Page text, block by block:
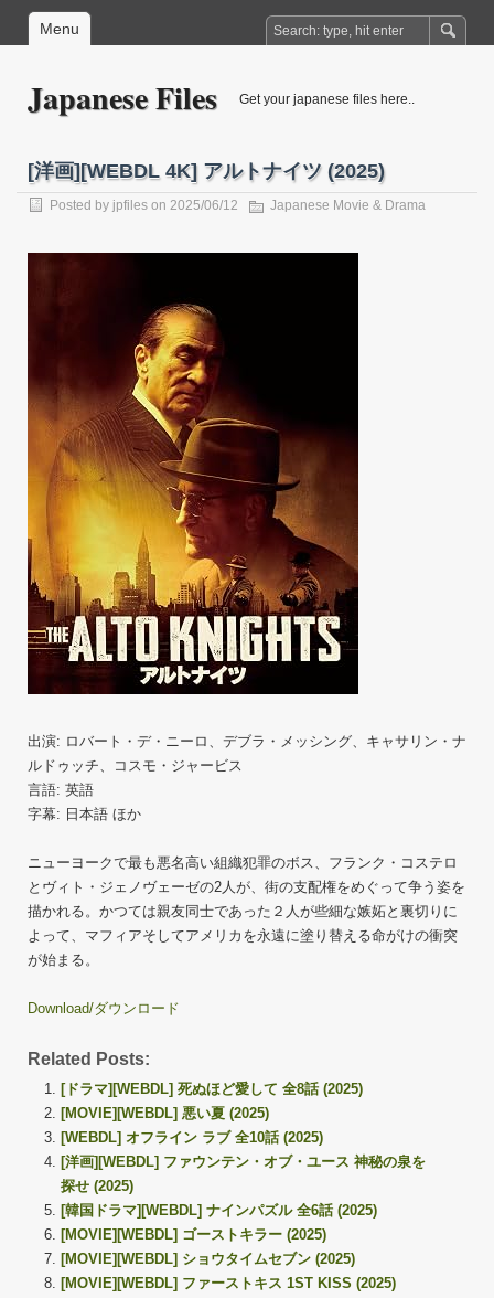
Menu
Japanese Files Get your japanese files here..
[洋画][WEBDL 4K] アルトナイツ (2025)
Posted by jpfiles on 2025/06/12 Japanese Movie & Drama
出演: ロバート・デ・ニーロ、デブラ・メッシング、キャサリン・ナ
ルドゥッチ、コスモ・ジャービス
言語: 英語
字幕: 日本語 ほか
ニューヨークで最も悪名高い組織犯罪のボス、フランク・コステロ
とヴィト・ジェノヴェーゼの2人が、街の支配権をめぐって争う姿を
描かれる。かつては親友同士であった２人が些細な嫉妬と裏切りに
よって、マフィアそしてアメリカを永遠に塗り替える命がけの衝突
が始まる。
Download/ダウンロード
Related Posts:
[ドラマ][WEBDL] 死ぬほど愛して 全8話 (2025)
[MOVIE][WEBDL] 悪い夏 (2025)
[WEBDL] オフライン ラブ 全10話 (2025)
[洋画][WEBDL] ファウンテン・オブ・ユース 神秘の泉を
探せ (2025)
[韓国ドラマ][WEBDL] ナインパズル 全6話 (2025)
[MOVIE][WEBDL] ゴーストキラー (2025)
[MOVIE][WEBDL] ショウタイムセブン (2025)
[MOVIE][WEBDL] ファーストキス 1ST KISS (2025)